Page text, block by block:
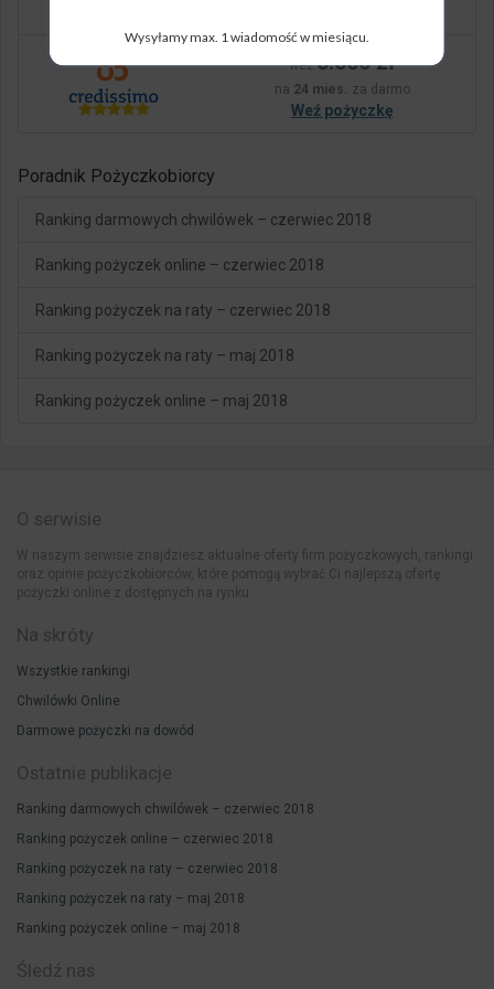
weź 5.000 zł
na 24 mies. za darmo
Weź pożyczkę
Poradnik Pożyczkobiorcy
Ranking darmowych chwilówek – czerwiec 2018
Ranking pożyczek online – czerwiec 2018
Ranking pożyczek na raty – czerwiec 2018
Ranking pożyczek na raty – maj 2018
Ranking pożyczek online – maj 2018
O serwisie
W naszym serwisie znajdziesz aktualne oferty firm pożyczkowych, rankingi
oraz opinie pożyczkobiorców, które pomogą wybrać Ci najlepszą ofertę
pożyczki online z dostępnych na rynku.
Na skróty
Wszystkie rankingi
Chwilówki Online
Darmowe pożyczki na dowód
Ostatnie publikacje
Ranking darmowych chwilówek – czerwiec 2018
Ranking pożyczek online – czerwiec 2018
Ranking pożyczek na raty – czerwiec 2018
Ranking pożyczek na raty – maj 2018
Ranking pożyczek online – maj 2018
Śledź nas
Wysyłamy max. 1 wiadomość w miesiącu.